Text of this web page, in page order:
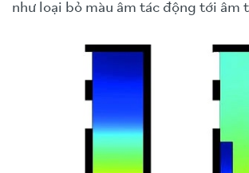
như loại bỏ màu âm tác động tới âm